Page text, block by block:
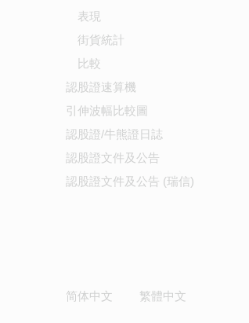
表現
街貨統計
比較
認股證速算機
引伸波幅比較圖
認股證/牛熊證日誌
認股證文件及公告
認股證文件及公告 (瑞信)
简体中文 繁體中文